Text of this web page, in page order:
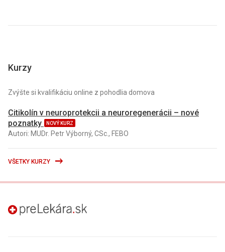
Kurzy
Zvýšte si kvalifikáciu online z pohodlia domova
Citikolín v neuroprotekcii a neuroregenerácii – nové
poznatky
NOVÝ KURZ
Autori: MUDr. Petr Výborný, CSc., FEBO
VŠETKY KURZY
preLekára.sk